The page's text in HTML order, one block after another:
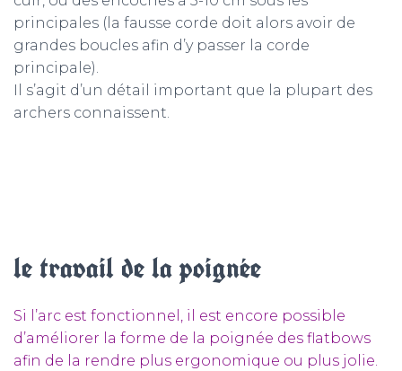
principales (la fausse corde doit alors avoir de
grandes boucles afin d’y passer la corde
principale).
Il s’agit d’un détail important que la plupart des
archers connaissent.
le travail de la poignée
Si l’arc est fonctionnel, il est encore possible
d’améliorer la forme de la poignée des flatbows
afin de la rendre plus ergonomique ou plus jolie.